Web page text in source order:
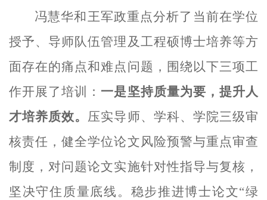
冯慧华和王军政重点分析了当前在学位
授予、导师队伍管理及工程硕博士培养等方
面存在的痛点和难点问题，围绕以下三项工
作开展了培训： 一是坚持质量为要，提升人
才培养质效。 压实导师、学科、学院三级审
核责任，健全学位论文风险预警与重点审查
制度，对问题论文实施针对性指导与复核，
坚决守住质量底线 。稳步推进博士论文“绿